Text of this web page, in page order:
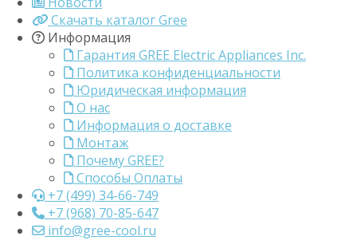
Скачать каталог Gree
Информация
Гарантия GREE Electric Appliances Inc.
Политика конфиденциальности
Юридическая информация
О нас
Информация о доставке
Монтаж
Почему GREE?
Способы Оплаты
+7 (499) 34-66-749
+7 (968) 70-85-647
info@gree-cool.ru